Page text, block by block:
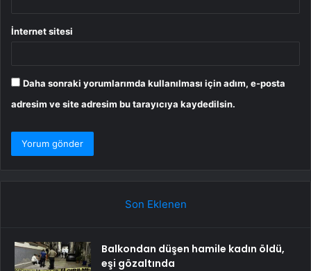
İnternet sitesi
Daha sonraki yorumlarımda kullanılması için adım, e-posta
adresim ve site adresim bu tarayıcıya kaydedilsin.
Son Eklenen
Balkondan düşen hamile kadın öldü,
eşi gözaltında